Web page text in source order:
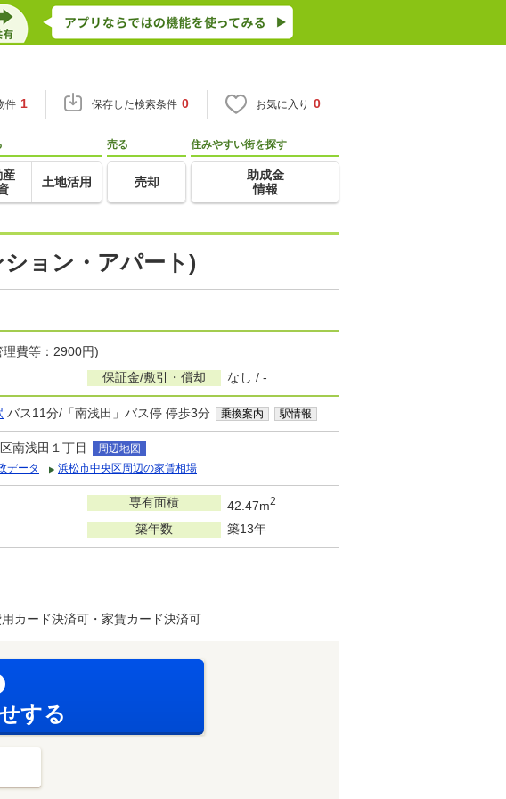
件 1 保存した検索条件 0 お気に入り 0
産
土地活用
売る
売却
住みやすい街を探す
助成金
情報
ョン・アパート)
費等：2900円)
保証金/敷引・償却 なし / -
バス11分/「南浅田」バス停 停歩3分 乗換案内 駅情報
南浅田１丁目
周辺地図
データ
浜松市中央区周辺の家賃相場
専有面積 42.47m2
築年数 築13年
カード決済可・家賃カード決済可
する